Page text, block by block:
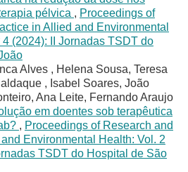
pélvica , Proceedings of
in Allied and Environmental
4 (2024): II Jornadas TSDT do
Alves , Helena Sousa, Teresa
, Isabel Soares, João
Ana Leite, Fernando Araujo
em doentes sob terapêutica
, Proceedings of Research and
Environmental Health: Vol. 2
TSDT do Hospital de São